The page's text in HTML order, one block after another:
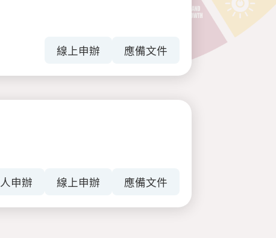
線上申辦 應備文件
申辦 線上申辦 應備文件